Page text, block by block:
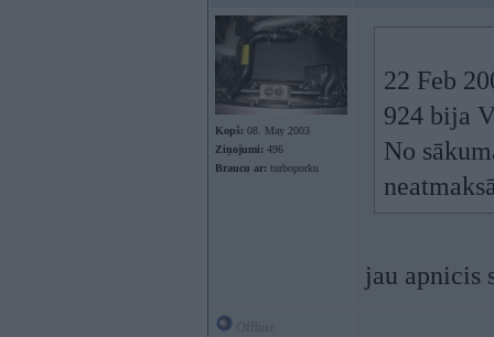
Kopš: 08. May 2003
Ziņojumi: 496
Braucu ar: turboporku
22 Feb
924 bija
No
jau apnicis